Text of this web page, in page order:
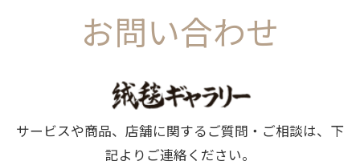
お問い合わせ
サービスや商品、店舗に関するご質問・ご相談は、下
記よりご連絡ください。